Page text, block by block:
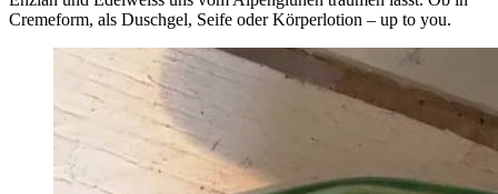
Cremeform, als Duschgel, Seife oder Körperlotion – up to you.